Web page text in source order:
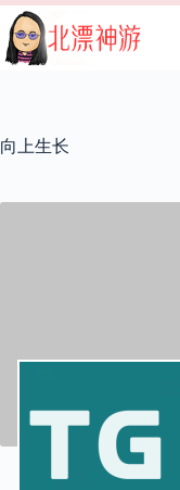
跳
至
内
向上生长